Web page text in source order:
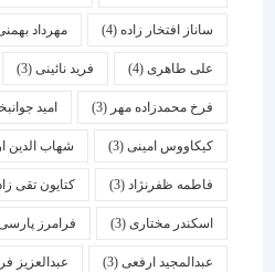
ساناز افتخار زاده(4) مهرداد بهمنی (4)
علی طاهری(4) فرید نائینی(3)
فرخ محمدزاده مهر(3) امید جوانبخت(3)
کیکاووس امینی(3) شهاب الدین ارفعی(3)
فاطمه ظفرنژاد(3) کتایون تقی زاده(3)
اسكندر مختاری (3) فرامرز پارسی(3)
عبدالمجید ارفعی(3) عبدالعزیز